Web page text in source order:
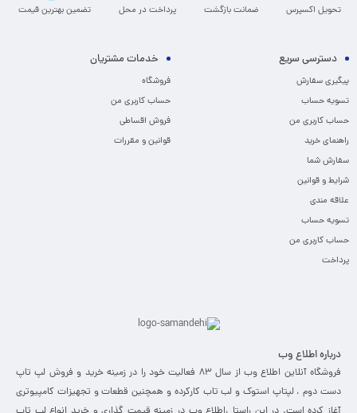
تحویل اکسپرس ضمانت بازگشت پرداخت در محل تضمین بهترین قیمت
دسترسی سریع
پیگیری سفارش
تسویه حساب
حساب کاربری من
راهنمای خرید
سفارش شما
شرایط و قوانین
علاقه مندی
تسویه حساب
حساب کاربری من
پرداخت
خدمات مشتریان
فروشگاه
حساب کاربری من
فروش اقساطی
قوانین و مقررات
درباره اطلاع وب
فروشگاه آنلاین اطلاع وب از سال 83 فعالیت خود را در زمینه خرید و فروش لپ تاپ
دست دوم ، لپتاپ استوک و لب تاب کارکرده و همچنین قطعات و تجهیزات کامپیوتری